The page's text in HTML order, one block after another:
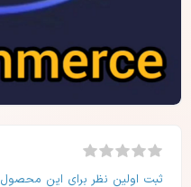
ثبت اولین نظر برای این محصول